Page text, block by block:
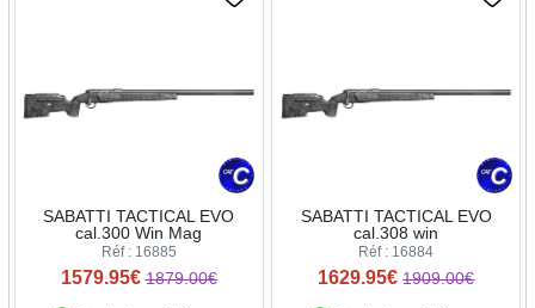
SABATTI TACTICAL EVO
cal.300 Win Mag
Réf : 16885
1579.95€ 1879.00€
SABATTI TACTICAL EVO
cal.308 win
Réf : 16884
1629.95€ 1909.00€